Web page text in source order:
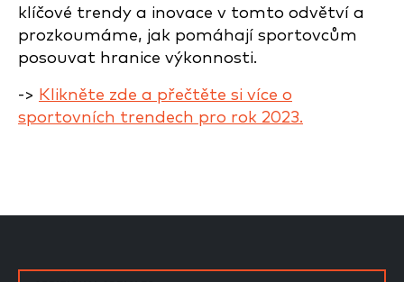
klíčové trendy a inovace v tomto odvětví a
prozkoumáme, jak pomáhají sportovcům
posouvat hranice výkonnosti.
-> Klikněte zde a přečtěte si více o
sportovních trendech pro rok 2023.